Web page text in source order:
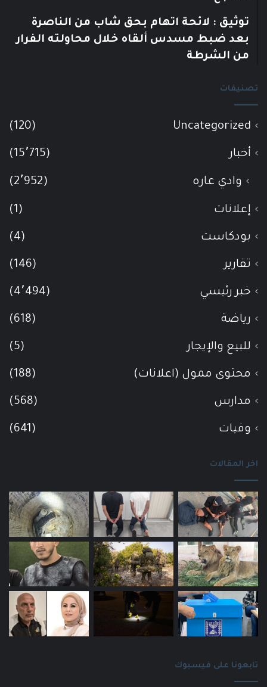
توثيق : لائحة اتهام بحق شاب من الناصرة
بعد ضبط مسدس ألقاه خلال محاولته الفرار
من الشرطة
تصنيفات
Uncategorized
(120)
أخبار (15٬715)
وادي عاره (2٬952)
إعلانات (1)
بودكاست (4)
تقارير (146)
خبر رئيسي (4٬494)
رياضة (618)
للبيع والإيجار (5)
محتوى ممول (اعلانات) (188)
مدارس (568)
وفيات (641)
اخر المقالات
تابعونا على فيسبوك